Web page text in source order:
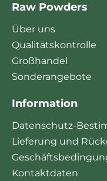
Raw Powders
Über uns
Qualitätskontrolle
Großhandel
Sonderangebote
Information
Datenschutz-
Lieferung und
Kontaktdaten